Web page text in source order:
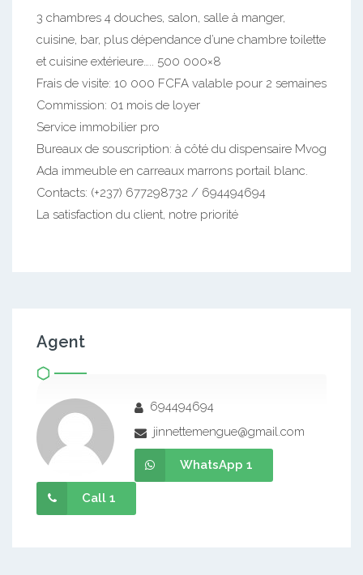
3 chambres 4 douches, salon, salle à manger,
cuisine, bar, plus dépendance d’une chambre toilette
et cuisine extérieure….. 500 000×8
Frais de visite: 10 000 FCFA valable pour 2 semaines
Commission: 01 mois de loyer
Service immobilier pro
Bureaux de souscription: à côté du dispensaire Mvog
Ada immeuble en carreaux marrons portail blanc.
Contacts: (+237) 677298732 / 694494694
La satisfaction du client, notre priorité
Agent
694494694
jinnettemengue@gmail.com
WhatsApp 1
Call 1